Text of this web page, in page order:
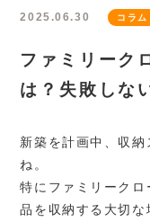
はじめての家
保証・アフタ
新築・注文住
リフォームの
お客様の声
2025.06.30 コラム
ファミリーク
は？失敗しな
新築を計画中、収納
ね。
特にファミリークロ
品を収納する大切な